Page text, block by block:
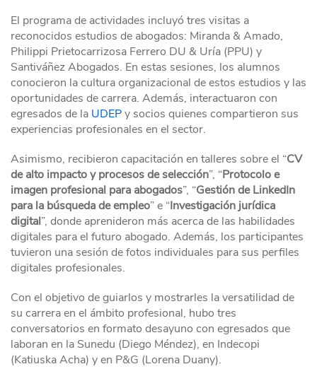
El programa de actividades incluyó tres visitas a
reconocidos estudios de abogados: Miranda & Amado,
Philippi Prietocarrizosa Ferrero DU & Uría (PPU) y
Santiváñez Abogados. En estas sesiones, los alumnos
conocieron la cultura organizacional de estos estudios y las
oportunidades de carrera. Además, interactuaron con
egresados de la UDEPy socios quienes compartieron sus
experiencias profesionales en el sector.
Asimismo, recibieron capacitación en talleres sobre el “CV
de alto impacto y procesos de selección”, “Protocolo e
imagen profesional para abogados”, “Gestión de LinkedIn
para la búsqueda de empleo” e “Investigación jurídica
digital”, donde aprenideron más acerca de las habilidades
digitales para el futuro abogado. Además, los participantes
tuvieron una sesión de fotos individuales para sus perfiles
digitales profesionales.
Con el objetivo de guiarlos y mostrarles la versatilidad de
su carrera en el ámbito profesional, hubo tres
conversatorios en formato desayuno con egresados que
laboran en la Sunedu (Diego Méndez), en Indecopi
(Katiuska Acha) y en P&G (Lorena Duany).